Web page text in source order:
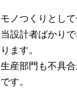
モノつくりとし
当設計者ばかり
ります。
生産部門も不具
です。